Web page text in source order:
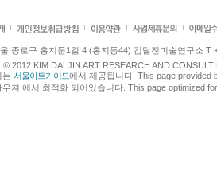
종로구 홍지문1길 4 (홍지동44) 김달진미술연구소 T
© 2012 KIM DALJIN ART RESEARCH AND
는 서울아트가이드에서 제공됩니다. This page provided
우져 에서 최적화 되어있습니다. This page optimized